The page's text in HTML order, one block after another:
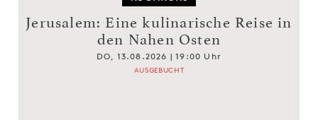
Jerusalem: Eine kulinarische Reise in
den Nahen Osten
DO, 13.08.2026 | 19:00 Uhr
AUSGEBUCHT